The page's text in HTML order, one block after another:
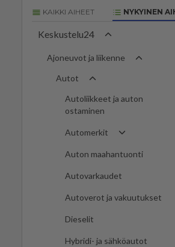
KAIKKI AIHEET NYKYINEN
Keskustelu24
Ajoneuvot ja liikenne
Autot
Autoliikkeet ja auton
ostaminen
Automerkit
Auton maahantuonti
Autovarkaudet
Autoverot ja vakuutukset
Dieselit
Hybridi- ja sähköautot